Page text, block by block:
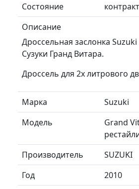
Состояние
контракт
Описание
Дроссельная заслонка
Сузуки Гранд Витара.
Дроссель для 2х литрового
Марка
Suzuki
Модель
Grand
Производитель
SUZUKI
Год
2010